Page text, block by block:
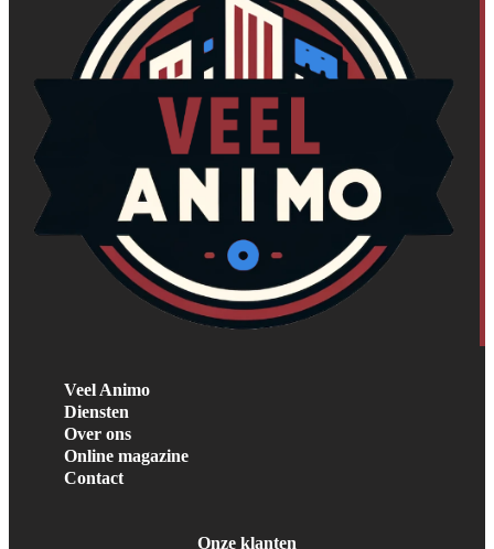
Veel Animo
Diensten
Over ons
Online magazine
Contact
Onze klanten